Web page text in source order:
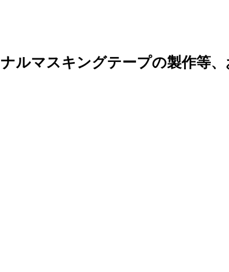
ルマスキングテープの製作等、